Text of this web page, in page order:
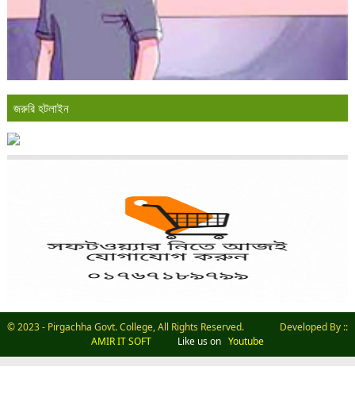
জরুরি হটলাইন
© 2023 - Pirgachha Govt. College, All Rights Reserved. Developed By ::
AMIR IT SOFT
Like us on Youtube